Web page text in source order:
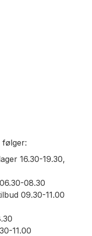
følger:
16.30-19.30,
08.30
09.30-11.00
11.00